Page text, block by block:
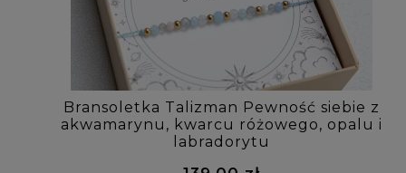
Bransoletka Talizman Pewność siebie z
akwamarynu, kwarcu różowego, opalu i
labradorytu